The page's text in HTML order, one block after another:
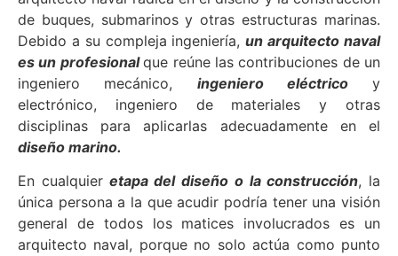
de buques, submarinos y otras estructuras marinas.
Debido a su compleja ingeniería,un arquitecto naval
es un profesional que reúne las contribuciones de un
ingeniero mecánico, ingeniero eléctrico
y
electrónico, ingeniero de materiales y otras
disciplinas para aplicarlas adecuadamente en el
diseño marino.
En cualquieretapa del diseño o la construcción, la
única persona a la que acudir podría tener una visión
general de todos los matices involucrados es un
arquitecto naval, porque no solo actúa como punto